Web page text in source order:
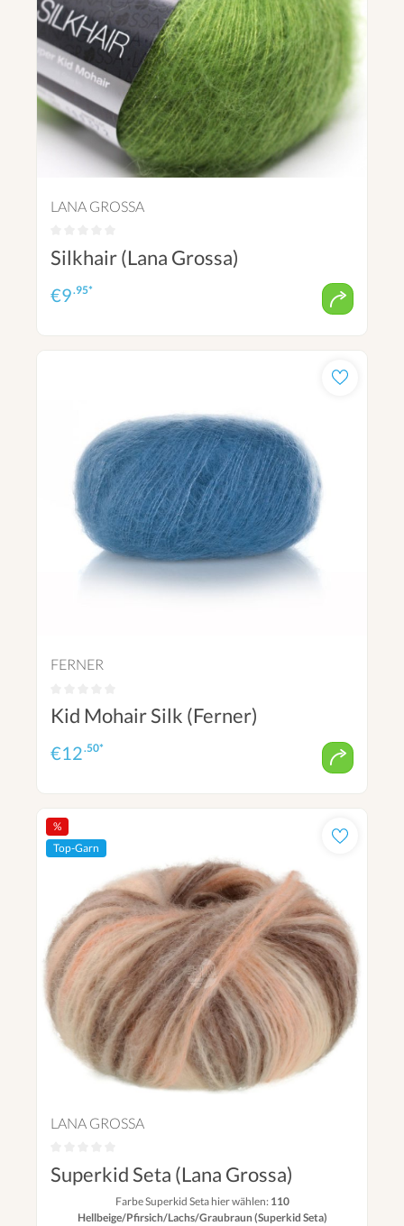
LANA GROSSA
Silkhair (Lana Grossa)
€9.95*
FERNER
Kid Mohair Silk (Ferner)
€12.50*
%
Top-Garn
LANA GROSSA
Superkid Seta (Lana Grossa)
Farbe Superkid Seta hier wählen: 110
Hellbeige/Pfirsich/Lachs/Graubraun (Superkid Seta)